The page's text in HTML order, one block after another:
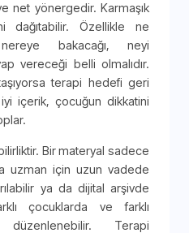
net yönergedir. Karmaşık
dağıtabilir. Özellikle ne
nereye bakacağı, neyi
vereceği belli olmalıdır.
terapi hedefi geri
içerik, çocuğun dikkatini
Bir materyal sadece
uzman için uzun vadede
ya da dijital arşivde
çocuklarda ve farklı
Terapi